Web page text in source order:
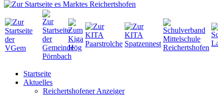
Startseite
Aktuelles
Reichertshofener Anzeiger